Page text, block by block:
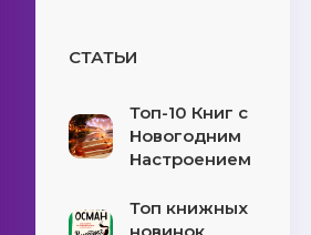
СТАТЬИ
Топ-10 Книг с
Новогодним
Настроением
Топ книжных